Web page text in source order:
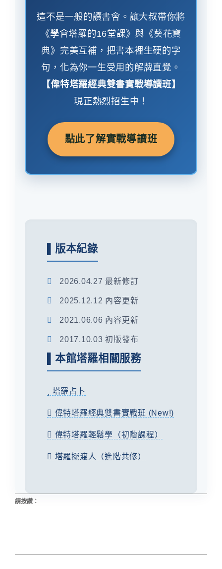
這不是一般的讀書會。讓大叔帶你將
《學會塔羅的16堂課》與《葵花寶
典》完美互補，把書本裡生硬的字
句，化為你一生受用的解牌直覺。
【偉特塔羅經典雙書實戰導讀班】
現正熱烈招生中！
點此了解實戰導讀班
▌版本紀錄
2026.04.27 最新修訂
2025.12.12 內容更新
2021.06.06 內容更新
2017.10.03 初版發布
▌本館塔羅相關服務
塔羅占卜
偉特塔羅經典雙書實戰班 (New!)
偉特塔羅輕鬆學（初階課程）
塔羅擺渡人（進階共修）
請按讚：